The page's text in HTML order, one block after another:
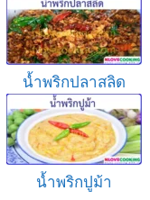
น้ำพริกปลาสลิด
น้ำพริกปูม้า